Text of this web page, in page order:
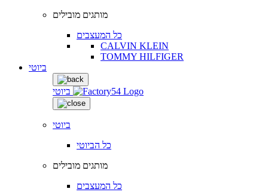
מותגים מובילים
כל המעצבים
CALVIN KLEIN
TOMMY HILFIGER
ביוטי
ביוטי
ביוטי
כל הביוטי
מותגים מובילים
כל המעצבים